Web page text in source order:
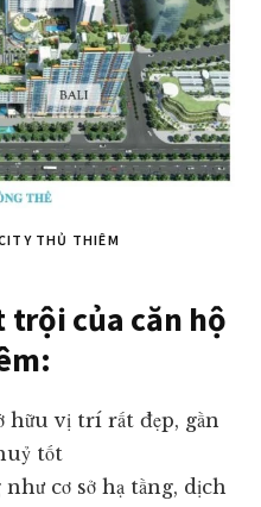
THỦ THIÊM
trội của căn hộ
hữu vị trí rất đẹp, gần
tốt
cơ sở hạ tầng, dịch